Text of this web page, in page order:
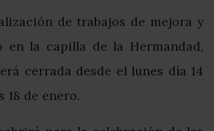
de trabajos de mejora y
en la capilla de la Hermandad,
cerrada desde el lunes día 14
18 de enero.